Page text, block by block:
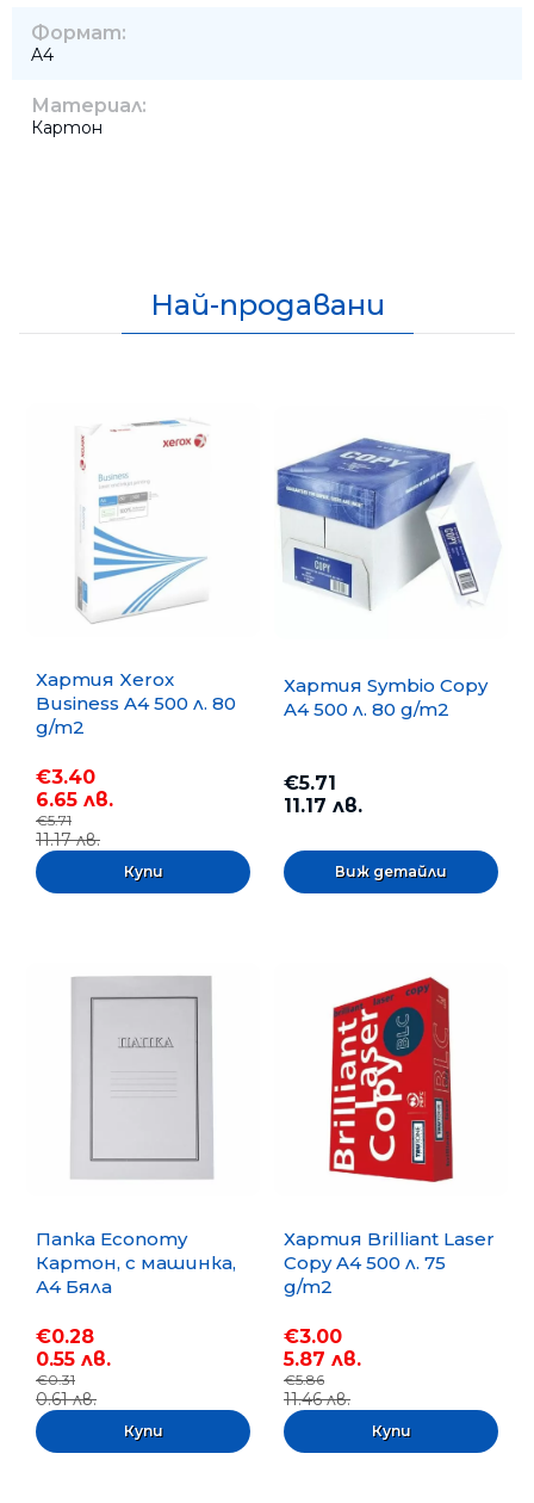
Формат:
A4
Материал:
Картон
Най-продавани
Хартия Xerox
Business A4 500 л. 80
g/m2
€3.40
6.65 лв.
€5.71
11.17 лв.
Хартия Symbio Copy
A4 500 л. 80 g/m2
€5.71
11.17 лв.
Виж детайли
Папка Economy
Картон, с машинка,
А4 Бяла
€0.28
0.55 лв.
€0.31
0.61 лв.
Хартия Brilliant Laser
Copy A4 500 л. 75
g/m2
€3.00
5.87 лв.
€5.86
11.46 лв.